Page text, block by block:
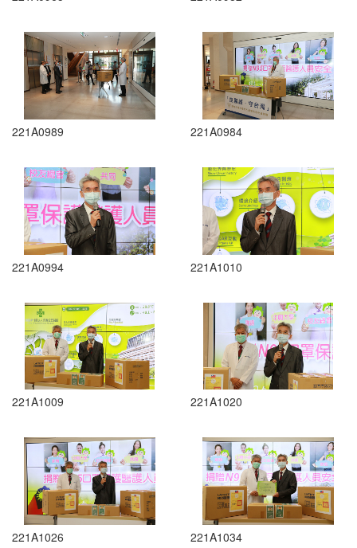
221A0989 221A0984
221A0994 221A1010
221A1009 221A1020
221A1026 221A1034